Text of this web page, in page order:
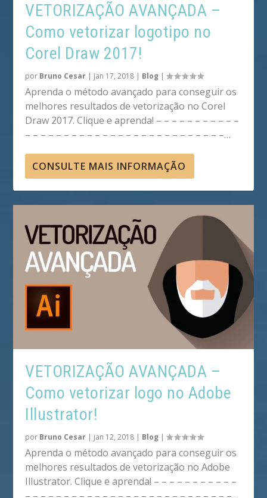
VETORIZAÇÃO AVANÇADA –
Como vetorizar logotipo no
Corel Draw 2017!
por Bruno Cesar | jan 17, 2018 | Blog |
Aprenda o método avançado para conseguir os
melhores resultados de vetorização no Corel
Draw 2017. Clique e aprenda! – – – – – – – – – – –
– – – – – – – – – – – – – – – – – – – – – – – – – –…
CONSULTE MAIS INFORMAÇÃO
VETORIZAÇÃO AVANÇADA –
Como vetorizar logo no Adobe
Illustrator!
por Bruno Cesar | jan 12, 2018 | Blog |
Aprenda o método avançado para conseguir os
melhores resultados de vetorização no Adobe
Illustrator. Clique e aprenda! – – – – – – – – – – –